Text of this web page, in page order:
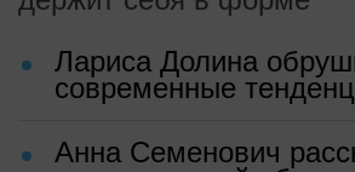
Лариса Долина
современные
Анна Семенович